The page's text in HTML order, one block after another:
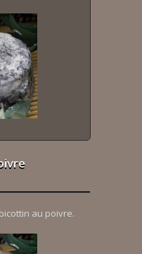
au poivre.